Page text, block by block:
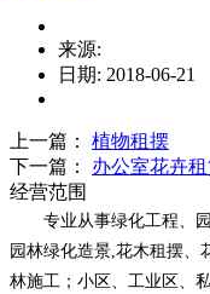
来源:
日期: 2018-06-21
上一篇： 植物租摆
下一篇： 办公室花卉
经营范围
专业从事绿化工程、园
园林绿化造景,花木租摆、
林施工；小区、工业区、